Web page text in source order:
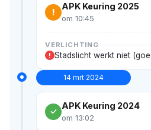
!
APK Keuring 2025
om 10:45
VERLICHTING
! Stadslicht werkt niet
14 mrt 2024
APK Keuring 2024
om 13:02